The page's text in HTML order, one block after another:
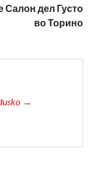
Салон дел Густо
во Торино
→